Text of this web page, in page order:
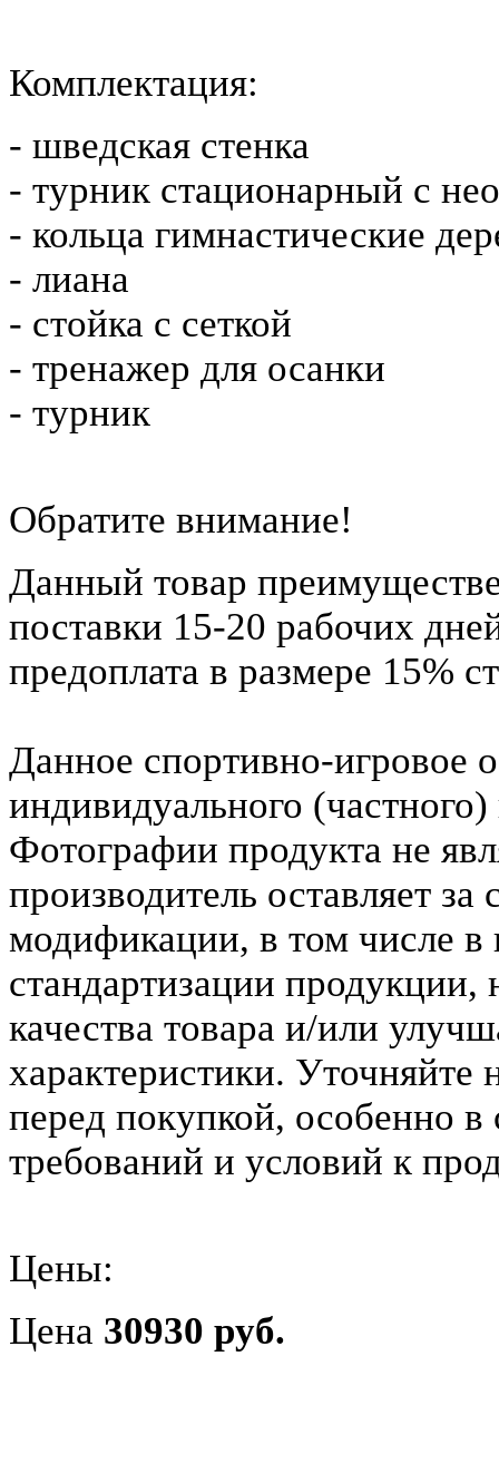
Комплектация:
- шведская стенка
- турник стационарный с
- кольца гимнастические
- лиана
- стойка с сеткой
- тренажер для осанки
- турник
Обратите внимание!
Данный товар
поставки 15-20 рабочих
предоплата в размере 15%
Данное спортивно-игровое
индивидуального
Фотографии продукта не
производитель оставляет
модификации, в том числе
стандартизации
качества товара и/или
характеристики.
перед покупкой, особенно
требований и условий к
Цены:
Цена 30930 руб.